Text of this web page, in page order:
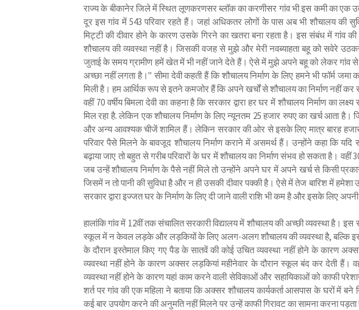
राज्य के बीकानेर जिले में स्थित लूणकरणसर ब्लॉक का करणीसर गांव भी इस कमी का एक
दूर इस गांव में 543 परिवार रहते हैं। जहां अधिकतर लोगों के पास अब भी शौचालय की
मिट्टी की दीवार होने के कारण उसके गिरने का खतरा बना रहता है। इस संबंध में गांव की
शौचालय की व्यवस्था नहीं है। जिसकी वजह से मुझे और मेरी नवब्याहता बहू को सवेरे
जुताई के समय ग्रामीण हमें खेत में भी नहीं जाने देते हैं। ऐसे में मुझे अपने बहू को लेकर गांव
अच्छा नहीं लगता है।" सीमा देवी कहती हैं कि शौचालय निर्माण के लिए हमने भी फॉर्म
मिली है। हम आर्थिक रूप से इतने कमजोर हैं कि अपने खर्चों से शौचालय का निर्माण नहीं
वहीं 70 वर्षीय बिमला देवी का कहना है कि सरकार द्वारा हर घर में शौचालय निर्माण का
मिल रहा है. लेकिन एक शौचालय निर्माण के लिए न्यूनतम 25 हजार रुपए का खर्च आता
और अन्य आवश्यक चीजें शामिल हैं। लेकिन सरकार की ओर से इसके लिए मात्र बारह हजार
परिवार पैसे मिलने के बावजूद शौचालय निर्माण कराने में असमर्थ हैं। उन्होंने कहा कि
बढ़ाया जाए तो बहुत से गरीब परिवारों के घर में शौचालय का निर्माण संभव हो सकता है। वहीं
जब उन्हें शौचालय निर्माण के पैसे नहीं मिले तो उन्होंने अपने घर में अपने खर्च से किसी
जिसमें न तो पानी की सुविधा है और न ही उसकी दीवार पक्की है। ऐसे में तेज बारिश में
सरकार द्वारा इज्जत घर के निर्माण के लिए दी जाने वाली राशि भी कम है और इसके लिए अपनी
हालांकि गांव में 12वीं तक संचालित सरकारी विद्यालय में शौचालय की अच्छी व्यवस्था है। इस
स्कूल में न केवल लड़के और लड़कियों के लिए अलग-अलग शौचालय की व्यवस्था है, बल्कि
के दौरान इस्तेमाल किए गए पैड के सातवें की कोई उचित व्यवस्था नहीं होने के कारण
व्यवस्था नहीं होने के कारण अक्सर लड़कियां महीनेवार के दौरान स्कूल बंद कर देती हैं।
व्यवस्था नहीं होने के कारण यहां काम करने वाली सेविकाओं और सहायिकाओं को काफी
शर्त पर गांव की एक महिला ने बताया कि अक्सर शौचालय कार्यकर्ता आसपास के घरों में
कई बार उपयोग करने की अनुमति नहीं मिलने पर उन्हें काफी गिरावट का सामना करना पड़ता